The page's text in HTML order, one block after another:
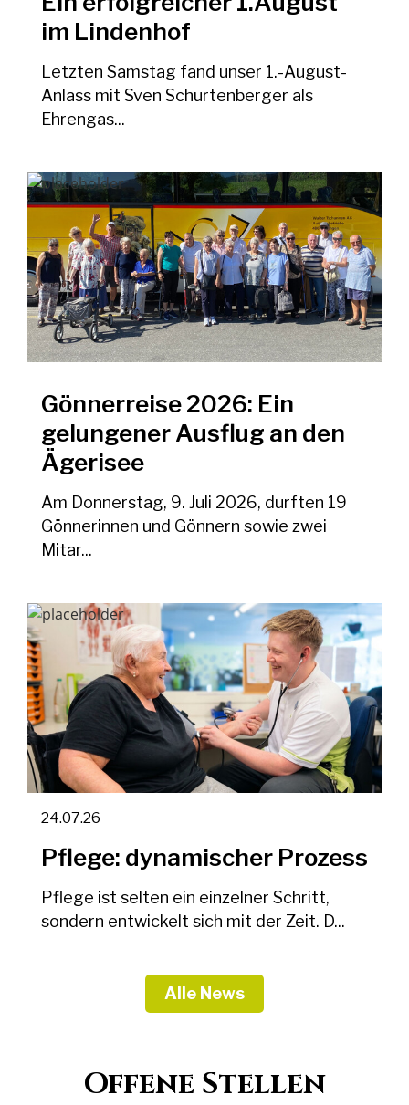
im Lindenhof
Letzten Samstag fand unser 1.-August-
Anlass mit Sven Schurtenberger als
Ehrengas...
Gönnerreise 2026: Ein
gelungener Ausflug an den
Ägerisee
Am Donnerstag, 9. Juli 2026, durften 19
Gönnerinnen und Gönnern sowie zwei
Mitar...
24.07.26
Pflege: dynamischer Prozess
Pflege ist selten ein einzelner Schritt,
sondern entwickelt sich mit der Zeit. D...
Alle News
Offene Stellen